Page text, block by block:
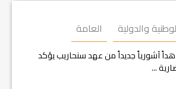
والدولية العامة
آشورياً جديداً من عهد سنحاريب يؤكد
...